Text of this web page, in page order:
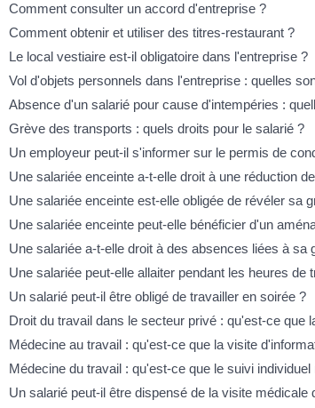
Comment consulter un accord d'entreprise ?
Comment obtenir et utiliser des titres-restaurant ?
Le local vestiaire est-il obligatoire dans l'entreprise ?
Vol d'objets personnels dans l'entreprise : quelles
Absence d'un salarié pour cause d'intempéries :
Grève des transports : quels droits pour le salarié ?
Un employeur peut-il s'informer sur le permis de
Une salariée enceinte a-t-elle droit à une réduction
Une salariée enceinte est-elle obligée de révéler sa
Une salariée enceinte peut-elle bénéficier d'un
Une salariée a-t-elle droit à des absences liées à sa
Une salariée peut-elle allaiter pendant les heures de
Un salarié peut-il être obligé de travailler en soirée ?
Droit du travail dans le secteur privé : qu'est-ce que
Médecine au travail : qu'est-ce que la visite
Médecine du travail : qu'est-ce que le suivi individuel
Un salarié peut-il être dispensé de la visite médicale